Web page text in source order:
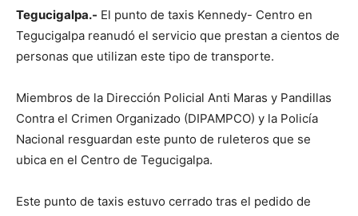
Tegucigalpa.- El punto de taxis Kennedy- Centro en
Tegucigalpa reanudó el servicio que prestan a cientos de
personas que utilizan este tipo de transporte.
Miembros de la Dirección Policial Anti Maras y Pandillas
Contra el Crimen Organizado (DIPAMPCO) y la Policía
Nacional resguardan este punto de ruleteros que se
ubica en el Centro de Tegucigalpa.
Este punto de taxis estuvo cerrado tras el pedido de